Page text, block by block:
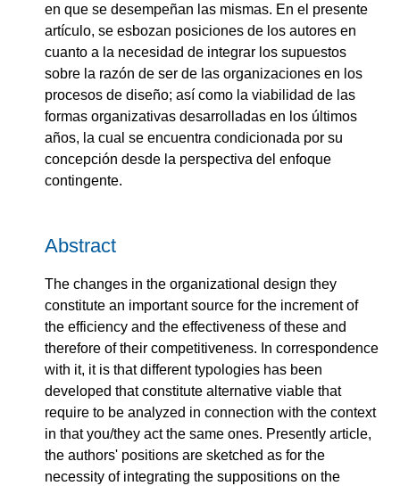
en que se desempeñan las mismas. En el presente
artículo, se esbozan posiciones de los autores en
cuanto a la necesidad de integrar los supuestos
sobre la razón de ser de las organizaciones en los
procesos de diseño; así como la viabilidad de las
formas organizativas desarrolladas en los últimos
años, la cual se encuentra condicionada por su
concepción desde la perspectiva del enfoque
contingente.
Abstract
The changes in the organizational design they
constitute an important source for the increment of
the efficiency and the effectiveness of these and
therefore of their competitiveness. In correspondence
with it, it is that different typologies has been
developed that constitute alternative viable that
require to be analyzed in connection with the context
in that you/they act the same ones. Presently article,
the authors' positions are sketched as for the
necessity of integrating the suppositions on the